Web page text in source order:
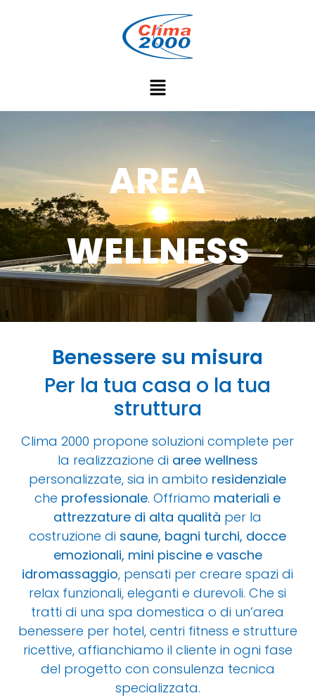
AREA
WELLNESS
Benessere su misura
Per la tua casa o la tua
struttura
Clima 2000 propone soluzioni complete per
la realizzazione di aree wellness
personalizzate, sia in ambito residenziale
che professionale. Offriamo materiali e
attrezzature di alta qualità per la
costruzione di saune, bagni turchi, docce
emozionali, mini piscine e vasche
idromassaggio, pensati per creare spazi di
relax funzionali, eleganti e durevoli. Che si
tratti di una spa domestica o di un’area
benessere per hotel, centri fitness e strutture
ricettive, affianchiamo il cliente in ogni fase
del progetto con consulenza tecnica
specializzata.